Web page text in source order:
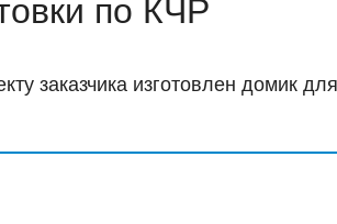
по КЧР
заказчика изготовлен домик для